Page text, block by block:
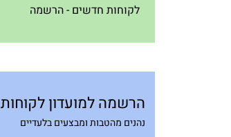
לקוחות חדשים - הרשמה
הרשמה למועדון לקוחות
נהנים מהטבות ומבצעים בלעדיים